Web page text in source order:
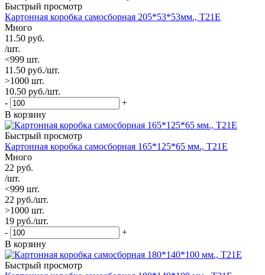
Быстрый просмотр
Картонная коробка самосборная 205*53*53мм., Т21Е
Много
11.50 руб.
/шт.
<999 шт.
11.50 руб./шт.
>1000 шт.
10.50 руб./шт.
-
+
В корзину
Быстрый просмотр
Картонная коробка самосборная 165*125*65 мм., Т21Е
Много
22 руб.
/шт.
<999 шт.
22 руб./шт.
>1000 шт.
19 руб./шт.
-
+
В корзину
Быстрый просмотр